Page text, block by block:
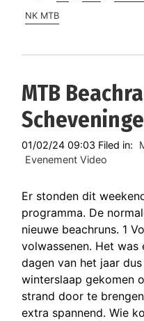
NK MTB
MTB
01/02/24 09:03 Filed in:
Evenement Video
Er stonden dit
programma. De
nieuwe beachruns. 1
volwassenen. Het
dagen van het jaar
winterslaap gekomen
strand door te
extra spannend. Wie